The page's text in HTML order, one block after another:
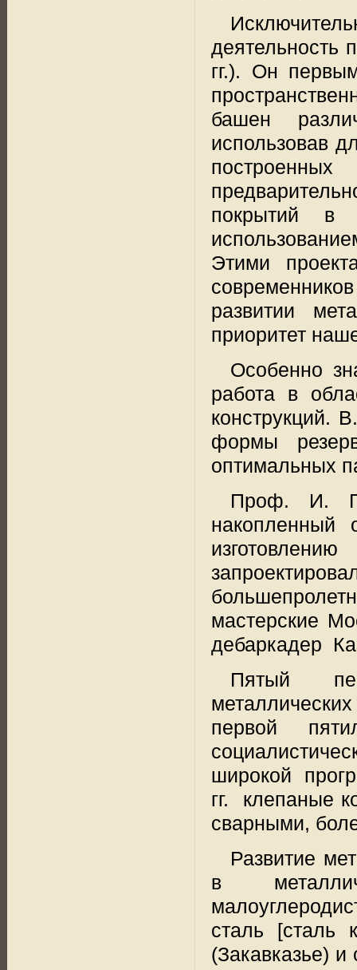
деятельность
гг.). Он
башен
использовав
покрытий в
Этими
развитии
приоритет
Особенно
работа в
конструкций.
формы
оптимальных
Проф. И. П.
накопленный
мастерские
дебаркадер
Пятый
металлических
первой
широкой
гг.
клепаные
сварными,
Развитие
в
сталь [сталь
(Закавказье)